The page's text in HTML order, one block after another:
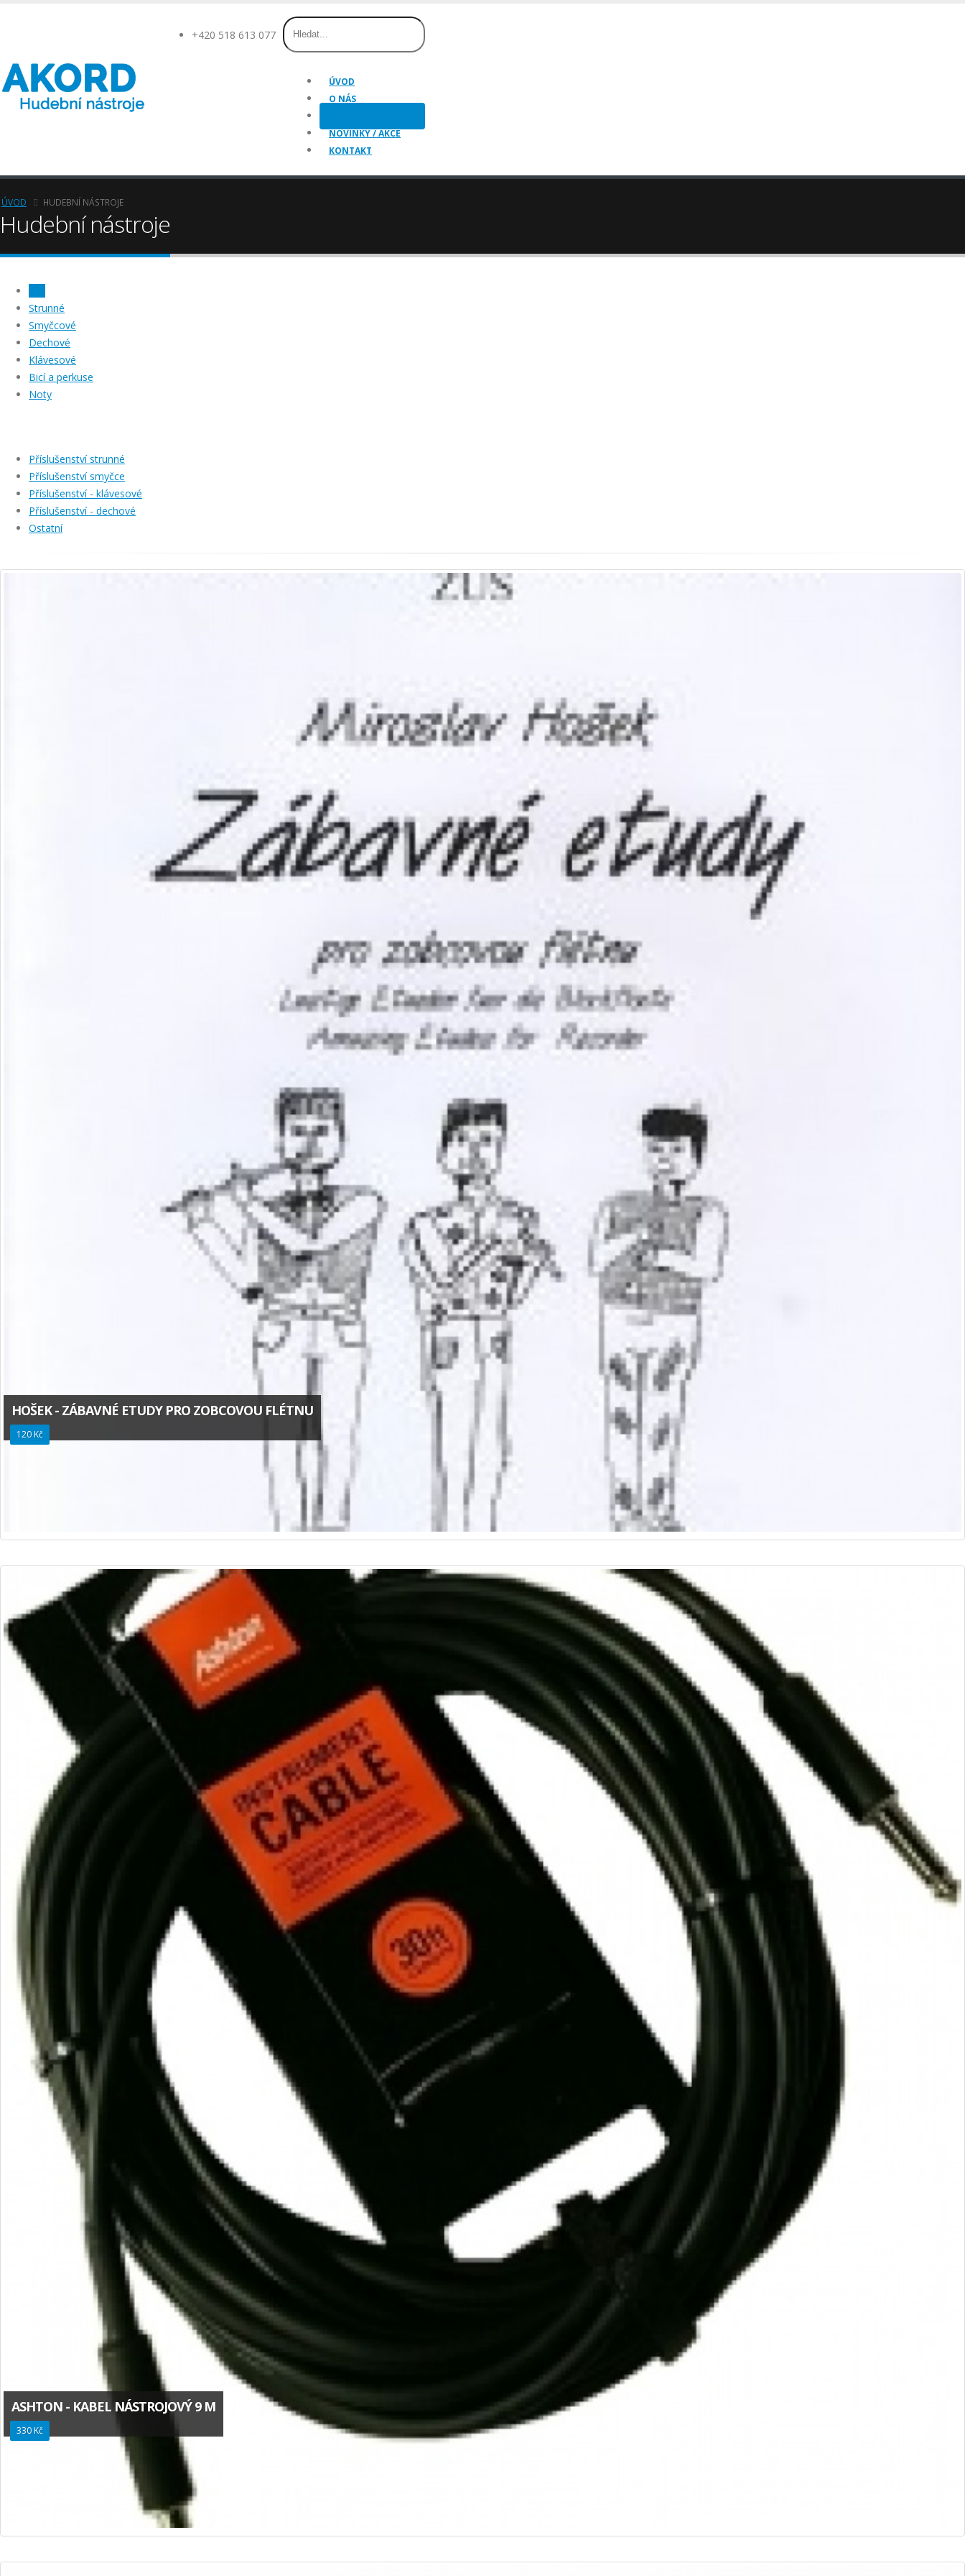
+420 518 613 077
ÚVOD
O NÁS
NOVINKY / AKCE
KONTAKT
ÚVOD HUDEBNÍ NÁSTROJE
Hudební nástroje
Strunné
Smyčcové
Dechové
Klávesové
Bicí a perkuse
Noty
Příslušenství strunné
Příslušenství smyčce
Příslušenství - klávesové
Příslušenství - dechové
Ostatní
HOŠEK - ZÁBAVNÉ ETUDY PRO ZOBCOVOU FLÉTNU
120 Kč
ASHTON - KABEL NÁSTROJOVÝ 9 M
330 Kč